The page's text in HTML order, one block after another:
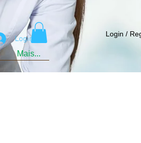
Login /
Mais...
Login